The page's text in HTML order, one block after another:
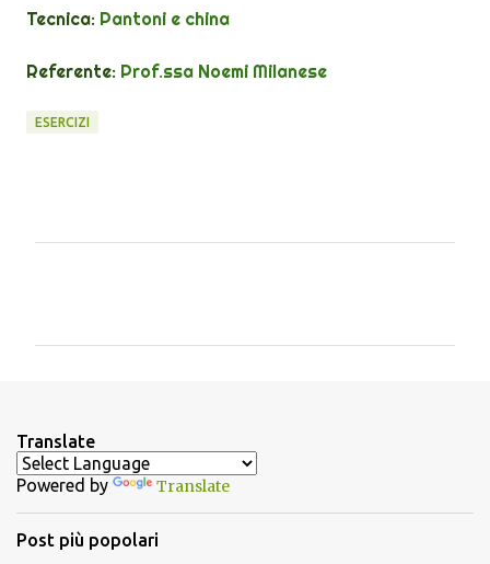
Tecnica: Pantoni e china
Referente: Prof.ssa Noemi Milanese
ESERCIZI
t
i
Translate
Powered by Translate
Post più popolari